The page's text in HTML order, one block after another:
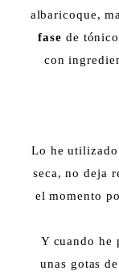
albaricoque,
fase de
con
Lo he utilizado
seca, no deja
el momento
Y cuando he
unas gotas de